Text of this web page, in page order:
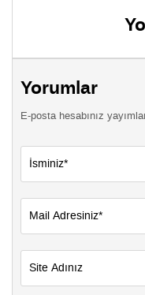
Yorumlar
E-posta hesabınız